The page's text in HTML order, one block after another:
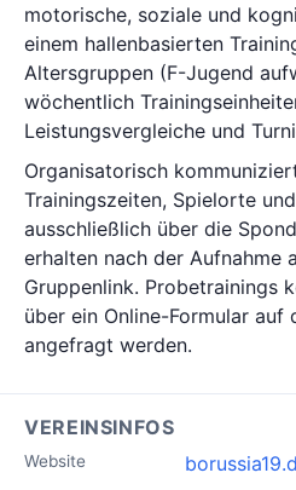
motorische, soziale und
einem hallenbasierten
Altersgruppen (F-Jugend
wöchentlich
Leistungsvergleiche und
Organisatorisch
Trainingszeiten, Spielorte
ausschließlich über die
erhalten nach der Aufnahme
Gruppenlink. Probetrainings
über ein Online-Formular auf
angefragt werden.
VEREINSINFOS
Website